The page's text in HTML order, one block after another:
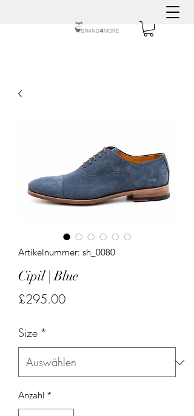
Artikelnummer: sh_0080
Cipil | Blue
£295.00Preis
Size *
Anzahl *